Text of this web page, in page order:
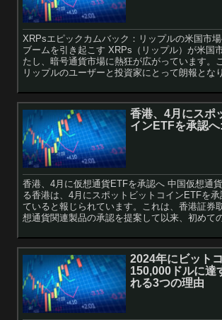
XRPsエピックカムバック：リップルの米国市
ブームを引き起こす XRPs（リップル）が米国
たし、暗号通貨市場に熱狂が広がっています。
リップルのユーザーと投資家にとって朗報とな
香港、4月にスポ
インETFを承認
香港、4月に仮想通貨ETFを承認へ 中国仮想通
る香港は、4月にスポットビットコインETFを承
ていると報じられています。これは、香港証券
想通貨関連製品の承認を提案して以来、初めて
2024年にビット
150,000ドルに達
れる3つの理由